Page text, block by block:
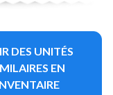
DES UNITÉS
EN